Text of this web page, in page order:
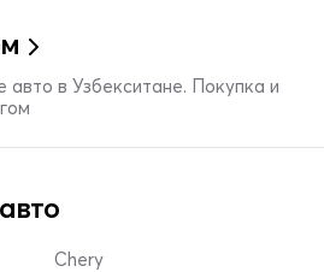
в Узбекситане. Покупка и
Chery